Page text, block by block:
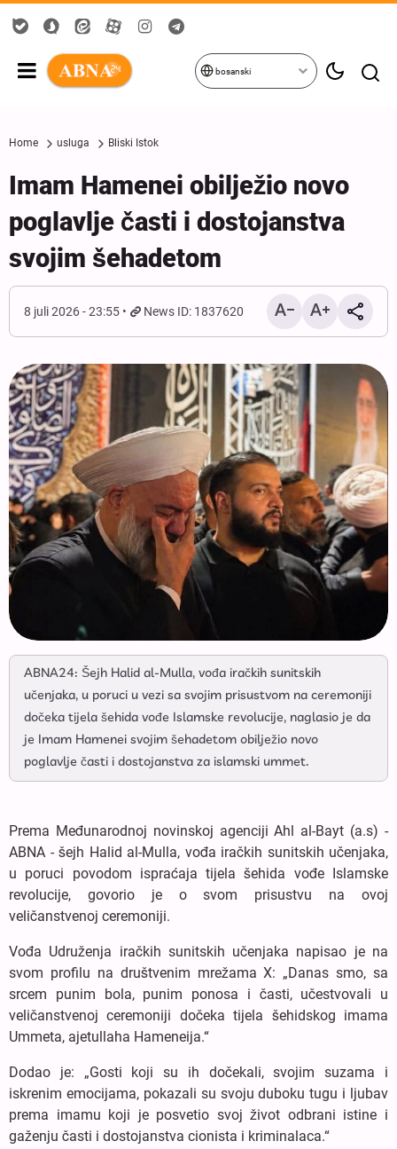
bosanski
Home usluga Bliski Istok
Imam Hamenei obilježio novo
poglavlje časti i dostojanstva
svojim šehadetom
8 juli 2026 - 23:55 News ID: 1837620
ABNA24: Šejh Halid al-Mulla, vođa iračkih sunitskih
učenjaka, u poruci u vezi sa svojim prisustvom na ceremoniji
dočeka tijela šehida vođe Islamske revolucije, naglasio je da
je Imam Hamenei svojim šehadetom obilježio novo
poglavlje časti i dostojanstva za islamski ummet.
Prema Međunarodnoj novinskoj agenciji Ahl al-Bayt (a.s) -
ABNA - šejh Halid al-Mulla, vođa iračkih sunitskih učenjaka,
u poruci povodom ispraćaja tijela šehida vođe Islamske
revolucije, govorio je o svom prisustvu na ovoj
veličanstvenoj ceremoniji.
Vođa Udruženja iračkih sunitskih učenjaka napisao je na
svom profilu na društvenim mrežama X: „Danas smo, sa
srcem punim bola, punim ponosa i časti, učestvovali u
veličanstvenoj ceremoniji dočeka tijela šehidskog imama
Ummeta, ajetullaha Hameneija.“
Dodao je: „Gosti koji su ih dočekali, svojim suzama i
iskrenim emocijama, pokazali su svoju duboku tugu i ljubav
prema imamu koji je posvetio svoj život odbrani istine i
gaženju časti i dostojanstva cionista i kriminalaca.“